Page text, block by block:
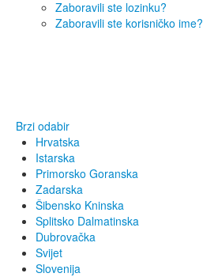
Zaboravili ste lozinku?
Zaboravili ste korisničko ime?
Brzi odabir
Hrvatska
Istarska
Primorsko Goranska
Zadarska
Šibensko Kninska
Splitsko Dalmatinska
Dubrovačka
Svijet
Slovenija